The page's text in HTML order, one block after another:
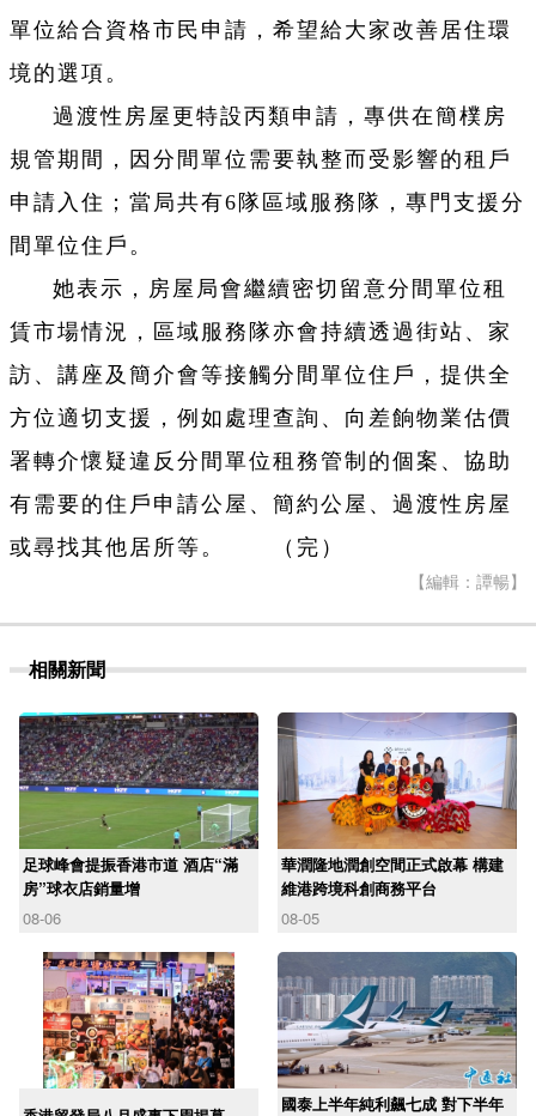
單位給合資格市民申請，希望給大家改善居住環
境的選項。
過渡性房屋更特設丙類申請，專供在簡樸房
規管期間，因分間單位需要執整而受影響的租戶
申請入住；當局共有6隊區域服務隊，專門支援分
間單位住戶。
她表示，房屋局會繼續密切留意分間單位租
賃市場情況，區域服務隊亦會持續透過街站、家
訪、講座及簡介會等接觸分間單位住戶，提供全
方位適切支援，例如處理查詢、向差餉物業估價
署轉介懷疑違反分間單位租務管制的個案、協助
有需要的住戶申請公屋、簡約公屋、過渡性房屋
或尋找其他居所等。 （完）
【編輯：譚暢】
相關新聞
足球峰會提振香港市道 酒店“滿
房”球衣店銷量增
08-06
華潤隆地潤創空間正式啟幕 構建
維港跨境科創商務平台
08-05
國泰上半年純利飆七成 對下半年